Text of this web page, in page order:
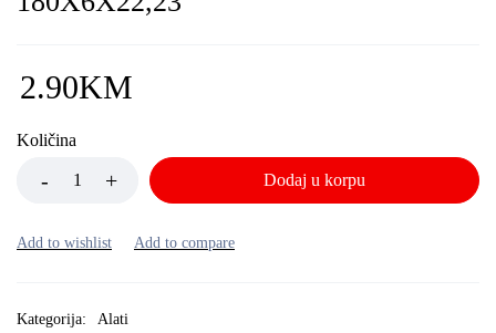
2.90KM
Količina
Dodaj u korpu
Kategorija:
Alati